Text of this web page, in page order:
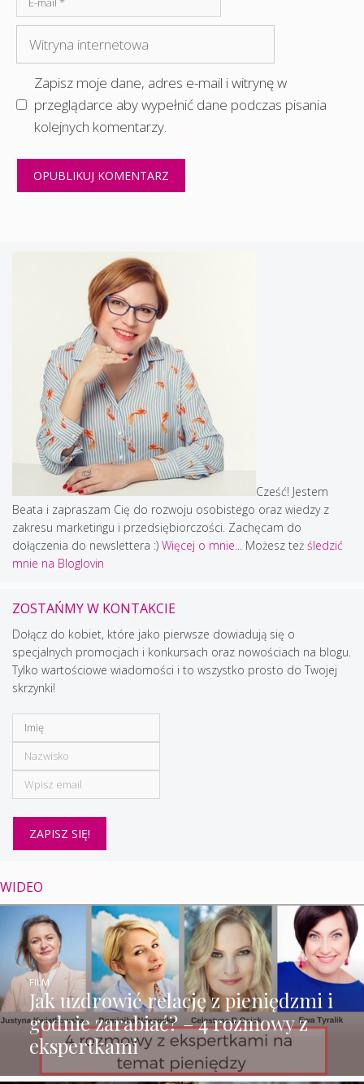
mail
internetowa
Zapisz moje dane, adres e-mail i witrynę w
przeglądarce aby wypełnić dane podczas pisania
kolejnych komentarzy.
Cześć! Jestem
Beata i zapraszam Cię do rozwoju osobistego oraz wiedzy z
zakresu marketingu i przedsiębiorczości. Zachęcam do
dołączenia do newslettera :) Więcej o mnie... Możesz też śledzić
mnie na Bloglovin
ZOSTAŃMY W KONTAKCIE
Dołącz do kobiet, które jako pierwsze dowiadują się o
specjalnych promocjach i konkursach oraz nowościach na blogu.
Tylko wartościowe wiadomości i to wszystko prosto do Twojej
skrzynki!
WIDEO
Jak uzdrowić relację z pieniędzmi i
godnie zarabiać? – 4 rozmowy z
ekspertkami
FILM